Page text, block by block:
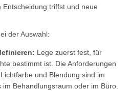
triffst und neue
der Auswahl:
Lege zuerst fest, für
bestimmt ist. Die Anforderungen
und Blendung sind im
Behandlungsraum oder im Büro.